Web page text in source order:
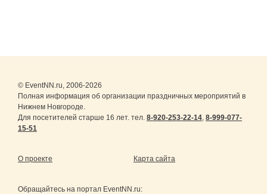
© EventNN.ru, 2006-2026
Полная информация об организации праздничных мероприятий в
Нижнем Новгороде.
Для посетителей старше 16 лет. тел. 8-920-253-22-14, 8-999-077-
15-51
О проекте Карта сайта
Обращайтесь на портал EventNN.ru: